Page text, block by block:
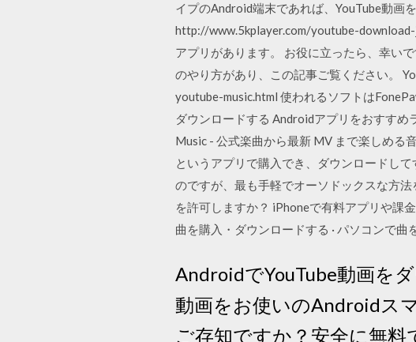
イプのAndroid端末であれば、YouTube動画
http://www.5kplayer.com/youtube-
アプリがあります。 お役に立ったら、幸い
のやり方があり、この記事ご覧ください。
youtube-music.html 使われるソフトは
ダウンロードする Androidアプリをおすす
Music - 公式楽曲から最新 MV まで楽しめる
というアプリで購入でき、ダウンロードし
のですが、最も手軽でオーソドックスな方
を許可しますか？ iPhoneで有料アプリや課
曲を購入・ダウンロードする · パソコンで曲
AndroidでYouTube動画を
動画をお使いのAndroidス
ご存知ですか？安全に無料